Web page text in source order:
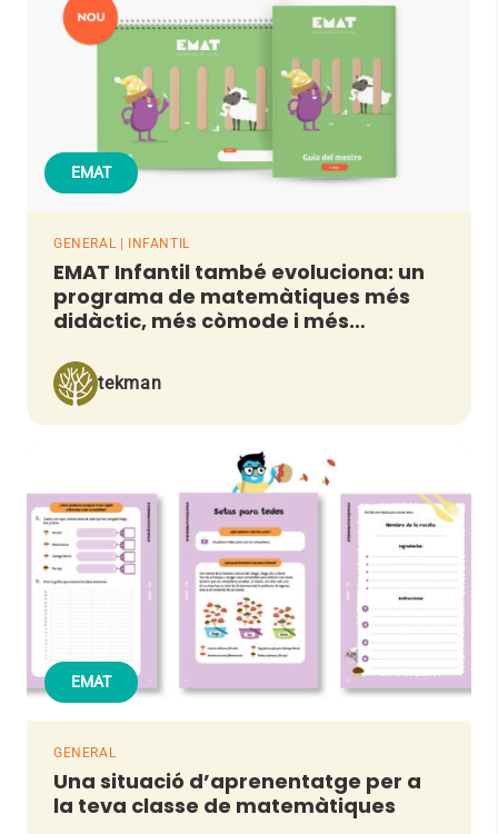
EMAT
GENERAL | INFANTIL
EMAT Infantil també evoluciona: un
programa de matemàtiques més
didàctic, més còmode i més
tekman
EMAT
GENERAL
Una situació d’aprenentatge per a
la teva classe de matemàtiques